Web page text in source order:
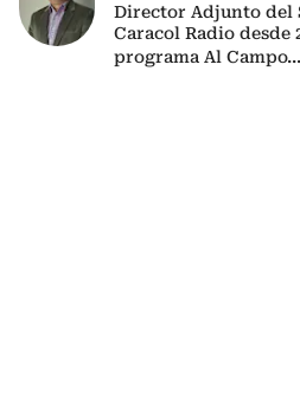
Director Adjunto del
Caracol Radio desde
programa Al Campo...